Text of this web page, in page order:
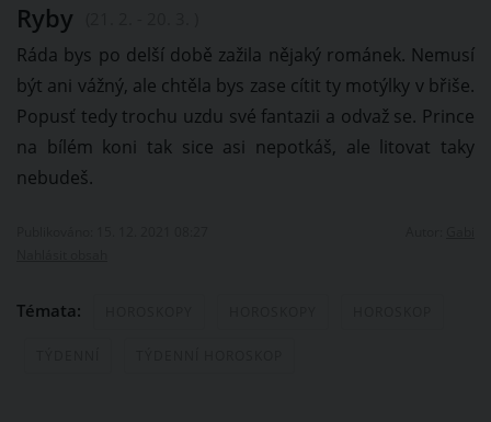
Ryby
Ráda bys po delší době zažila nějaký románek. Nemusí
být ani vážný, ale chtěla bys zase cítit ty motýlky v břiše.
Popusť tedy trochu uzdu své fantazii a odvaž se. Prince
na bílém koni tak sice asi nepotkáš, ale litovat taky
nebudeš.
Témata: